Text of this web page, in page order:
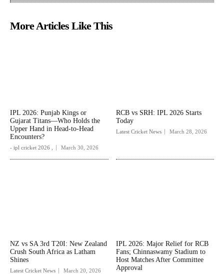
More Articles Like This
IPL 2026: Punjab Kings or
Gujarat Titans—Who Holds the
Upper Hand in Head-to-Head
Encounters?
- ipl cricket 2026 , March 30, 2026
RCB vs SRH: IPL 2026 Starts
Today
Latest Cricket News March 28, 2026
NZ vs SA 3rd T20I: New Zealand
Crush South Africa as Latham
Shines
Latest Cricket News March 20, 2026
IPL 2026: Major Relief for RCB
Fans; Chinnaswamy Stadium to
Host Matches After Committee
Approval